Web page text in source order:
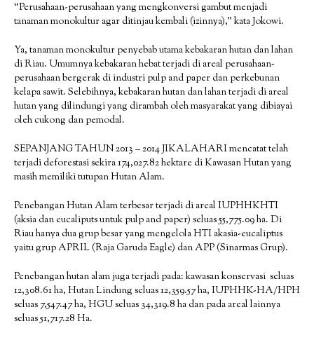
“Perusahaan-perusahaan yang mengkonversi gambut menjadi
tanaman monokultur agar ditinjau kembali (izinnya),” kata Jokowi.
Ya, tanaman monokultur penyebab utama kebakaran hutan dan lahan
di Riau. Umumnya kebakaran hebat terjadi di areal perusahaan-
perusahaan bergerak di industri pulp and paper dan perkebunan
kelapa sawit. Selebihnya, kebakaran hutan dan lahan terjadi di areal
hutan yang dilindungi yang dirambah oleh masyarakat yang dibiayai
oleh cukong dan pemodal.
SEPANJANG TAHUN 2013 – 2014 JIKALAHARI mencatat telah
terjadi deforestasi sekira 174,027.82 hektare di Kawasan Hutan yang
masih memiliki tutupan Hutan Alam.
Penebangan Hutan Alam terbesar terjadi di areal IUPHHKHTI
(aksia dan eucaliputs untuk pulp and paper) seluas 55,775.09 ha. Di
Riau hanya dua grup besar yang mengelola HTI akasia-eucaliptus
yaitu grup APRIL (Raja Garuda Eagle) dan APP (Sinarmas Grup).
Penebangan hutan alam juga terjadi pada: kawasan konservasi seluas
12,308.61 ha, Hutan Lindung seluas 12,359.57 ha, IUPHHK-HA/HPH
seluas 7,547.47 ha, HGU seluas 34,319.8 ha dan pada areal lainnya
seluas 51,717.28 Ha.